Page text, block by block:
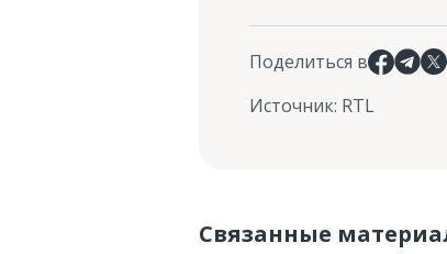
Поделиться в
Источник: RTL
Связанные